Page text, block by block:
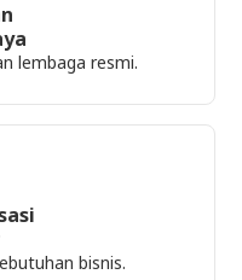
lembaga resmi.
bisnis.